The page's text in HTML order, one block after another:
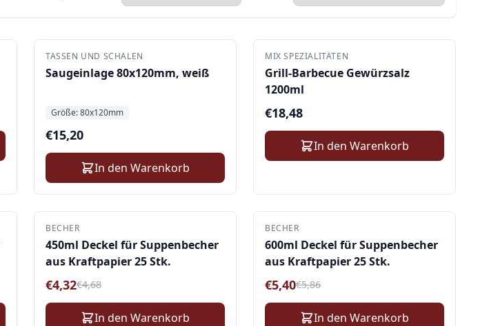
TASSEN UND SCHALEN
Saugeinlage 80x120mm, weiß
Größe:80x120mm
€15,20
In den Warenkorb
MIX SPEZIALITÄTEN
Grill-Barbecue Gewürzsalz
1200ml
€18,48
In den Warenkorb
-8%
BECHER
450ml Deckel für Suppenbecher
aus Kraftpapier 25 Stk.
€4,32€4,68
In den Warenkorb
-8%
BECHER
600ml Deckel für Suppenbecher
aus Kraftpapier 25 Stk.
€5,40€5,86
In den Warenkorb